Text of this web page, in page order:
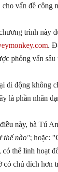
vấn đề công
trình này
.
phỏng vấn
di động không
là phần nhân
này, bà Tú
thế nào"; hoặc:
có thể linh hoạt
có chủ đích hơn